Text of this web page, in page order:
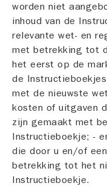
worden niet
inhoud van de
relevante wet- en
met betrekking tot
het eerst op de
de
met de nieuwste
kosten of uitgaven
zijn gemaakt met
Instructieboekje; -
die door u en/of
betrekking tot het
Instructieboekje.